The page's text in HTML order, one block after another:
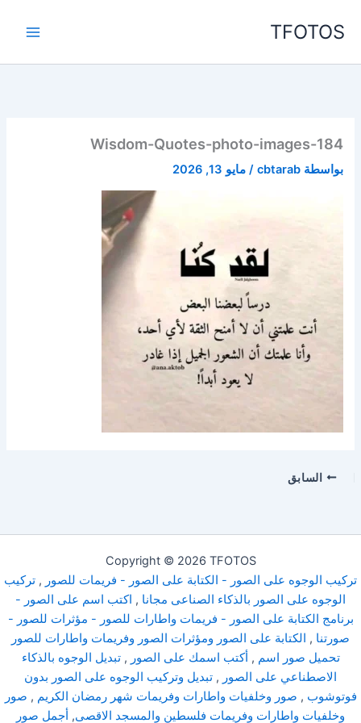
TFOTOS
Wisdom-Quotes-photo-images-184
بواسطة cbtarab
/مايو 13, 2026
السابق
Copyright © 2026 TFOTOS
تركيب الوجوه على الصور - الكتابة على الصور - فريمات للصور , تركيب
الوجوه على الصور بالذكاء الصناعى مجانا , اكتب اسم على الصور -
برنامج الكتابة على الصور - فريمات واطارات للصور - مؤثرات للصور -
صورتنا , الكتابة على الصور ومؤثرات الصور وفريمات واطارات للصور
تحميل صور اسم , أكتب اسمك على الصور ,تبديل الوجوه بالذكاء
الاصطناعي على الصور , تبديل وتركيب الوجوه على الصور بدون
فوتوشوب , صور وخلفيات واطارات وفريمات شهر رمضان الكريم , صور
وخلفيات واطارات وفريمات فلسطين والمسجد الاقصى, أجمل صور